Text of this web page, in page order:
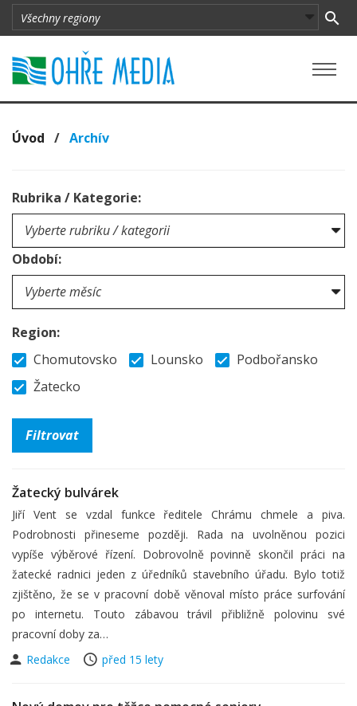
Úvod / Archív
Rubrika / Kategorie:
Období:
Region:
Chomutovsko
Lounsko
Podbořansko
Žatecko
Žatecký bulvárek
Jiří Vent se vzdal funkce ředitele Chrámu chmele a piva.
Podrobnosti přineseme později. Rada na uvolněnou pozici
vypíše výběrové řízení. Dobrovolně povinně skončil práci na
žatecké radnici jeden z úředníků stavebního úřadu. Bylo totiž
zjištěno, že se v pracovní době věnoval místo práce surfování
po internetu. Touto zábavou trávil přibližně polovinu své
pracovní doby za…
Redakce
před 15 lety